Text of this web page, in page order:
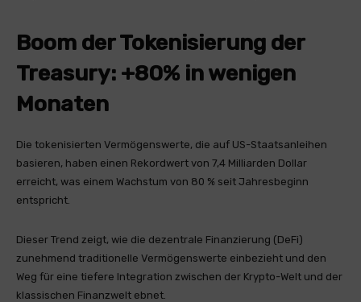
Boom der Tokenisierung der
Treasury: +80% in wenigen
Monaten
Die tokenisierten Vermögenswerte, die auf US-Staatsanleihen
basieren, haben einen Rekordwert von 7,4 Milliarden Dollar
erreicht, was einem Wachstum von 80 % seit Jahresbeginn
entspricht.
Dieser Trend zeigt, wie die dezentrale Finanzierung (DeFi)
zunehmend traditionelle Vermögenswerte einbezieht und den
Weg für eine tiefere Integration zwischen der Krypto-Welt und der
klassischen Finanzwelt ebnet.